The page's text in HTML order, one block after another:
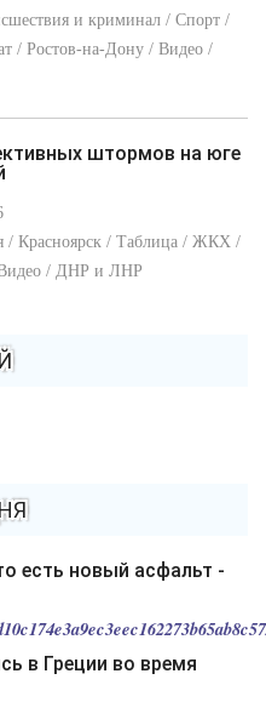
и криминал / Спорт /
/ Ростов-на-Дону / Видео /
/ Красноярск / Таблица / ЖКХ /
/ ДНР и ЛНР